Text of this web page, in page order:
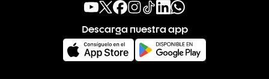
Descarga nuestra app